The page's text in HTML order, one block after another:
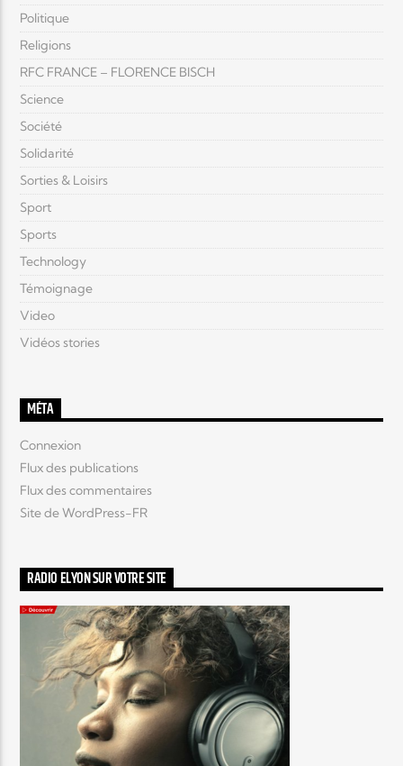
Politique
Religions
RFC FRANCE – FLORENCE BISCH
Science
Société
Solidarité
Sorties & Loisirs
Sport
Sports
Technology
Témoignage
Video
Vidéos stories
MÉTA
Connexion
Flux des publications
Flux des commentaires
Site de WordPress-FR
RADIO ELYON SUR VOTRE SITE